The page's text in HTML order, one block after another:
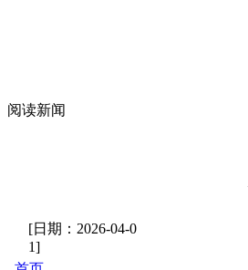
阅读新闻
[日期： 2026-04-0
1]